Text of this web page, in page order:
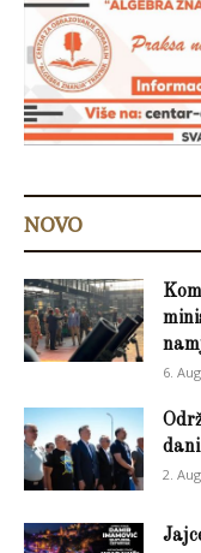
NOVO
6.
2.